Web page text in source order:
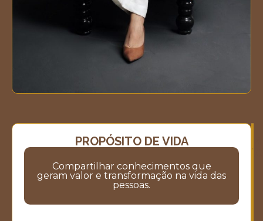
PROPÓSITO DE VIDA
Compartilhar conhecimentos que
geram valor e transformação na vida das
pessoas.